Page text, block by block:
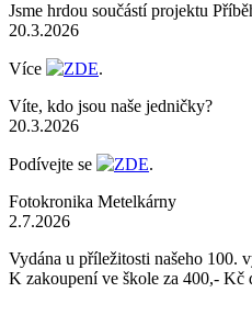
Jsme hrdou součástí projektu
20.3.2026
Více ZDE.
Víte, kdo jsou naše jedničky?
20.3.2026
Podívejte se ZDE.
Fotokronika Metelkárny
2.7.2026
Vydána u příležitosti našeho 100.
K zakoupení ve škole za 400,- Kč